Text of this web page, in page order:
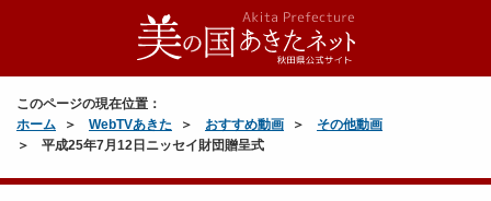
このページの現在位置：
ホーム
WebTVあきた おすすめ動画
その他動画
平成25年7月12日ニッセイ財団贈呈式